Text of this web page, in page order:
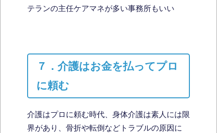
テランの主任ケアマネが多い事務所もいい
７．介護はお金を払ってプロ
に頼む
介護はプロに頼む時代、身体介護は素人には限
界があり、骨折や転倒などトラブルの原因に